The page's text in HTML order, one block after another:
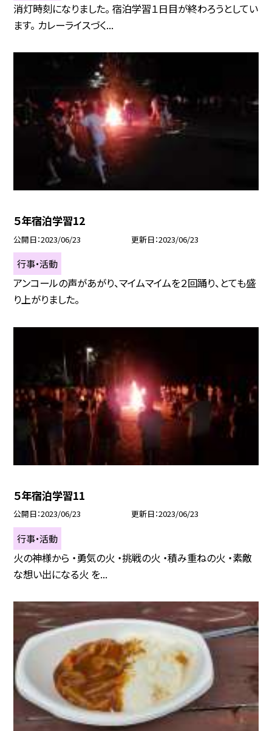
消灯時刻になりました。 宿泊学習１日目が終わろうとしてい
ます。 カレーライスづく...
５年宿泊学習12
公開日 2023/06/23 更新日 2023/06/23
行事・活動
アンコールの声があがり、マイムマイムを２回踊り、とても盛
り上がりました。
５年宿泊学習11
公開日 2023/06/23 更新日 2023/06/23
行事・活動
火の神様から ・勇気の火 ・挑戦の火 ・積み重ねの火 ・素敵
な想い出になる火 を...